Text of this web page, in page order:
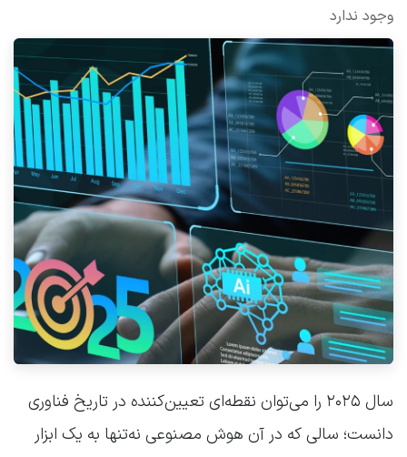
وجود ندارد
سال ۲۰۲۵ را می‌توان نقطه‌ای تعیین‌کننده در تاریخ فناوری
دانست؛ سالی که در آن هوش مصنوعی نه‌تنها به یک ابزار